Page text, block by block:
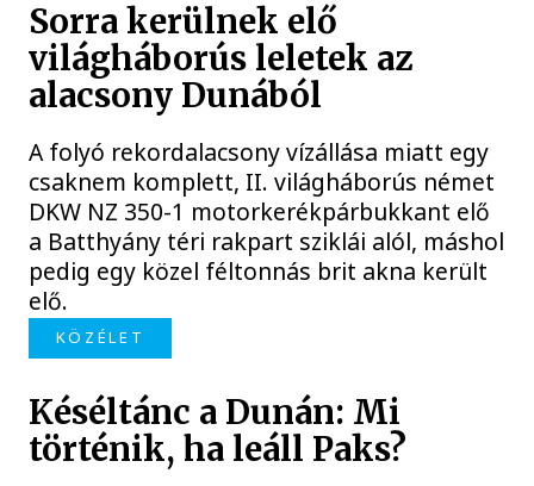
Sorra kerülnek elő
világháborús leletek az
alacsony Dunából
A folyó rekordalacsony vízállása miatt egy
csaknem komplett, II. világháborús német
DKW NZ 350-1 motorkerékpárbukkant elő
a Batthyány téri rakpart sziklái alól, máshol
pedig egy közel féltonnás brit akna került
elő.
KÖZÉLET
Késéltánc a Dunán: Mi
történik, ha leáll Paks?